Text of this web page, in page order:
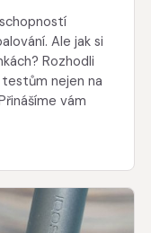
Ale jak si
Rozhodli
nejen na
vám